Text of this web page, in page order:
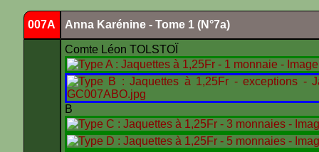
007A Anna Karénine - Tome 1 (N°7a)
Comte Léon TOLSTOÏ
B